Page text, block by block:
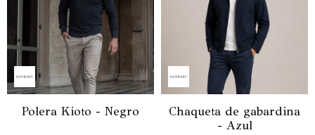
Polera Kioto - Negro
Chaqueta de gabardina
- Azul